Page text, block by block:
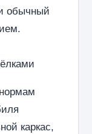
обычный
каркас,